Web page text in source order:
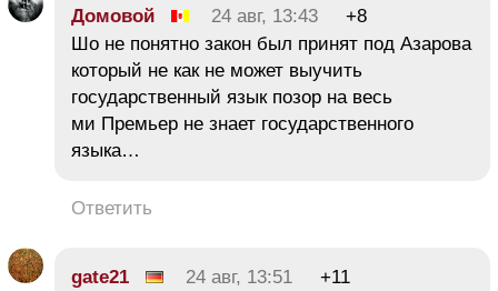
Домовой 24 авг, 13:43
+8
Шо не понятно закон был принят под Азарова
который не как не может выучить
государственный язык позор на весь
ми Премьер не знает государственного
языка…
Ответить
gate21 24 авг, 13:51
+11